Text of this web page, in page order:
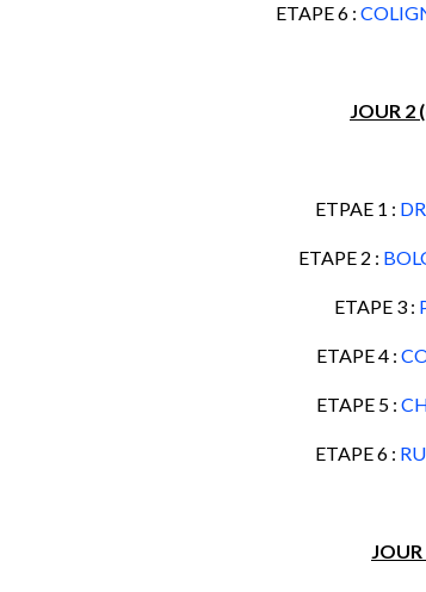
ETAPE 6 :
JOUR 2
ETPAE 1 :
ETAPE 2 :
ETAPE 3 :
ETAPE 4 :
ETAPE 5 :
ETAPE 6 :